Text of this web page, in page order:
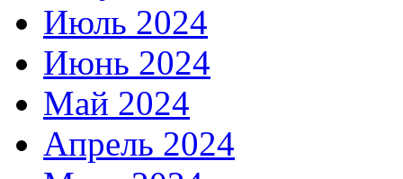
Июль 2024
Июнь 2024
Май 2024
Апрель 2024